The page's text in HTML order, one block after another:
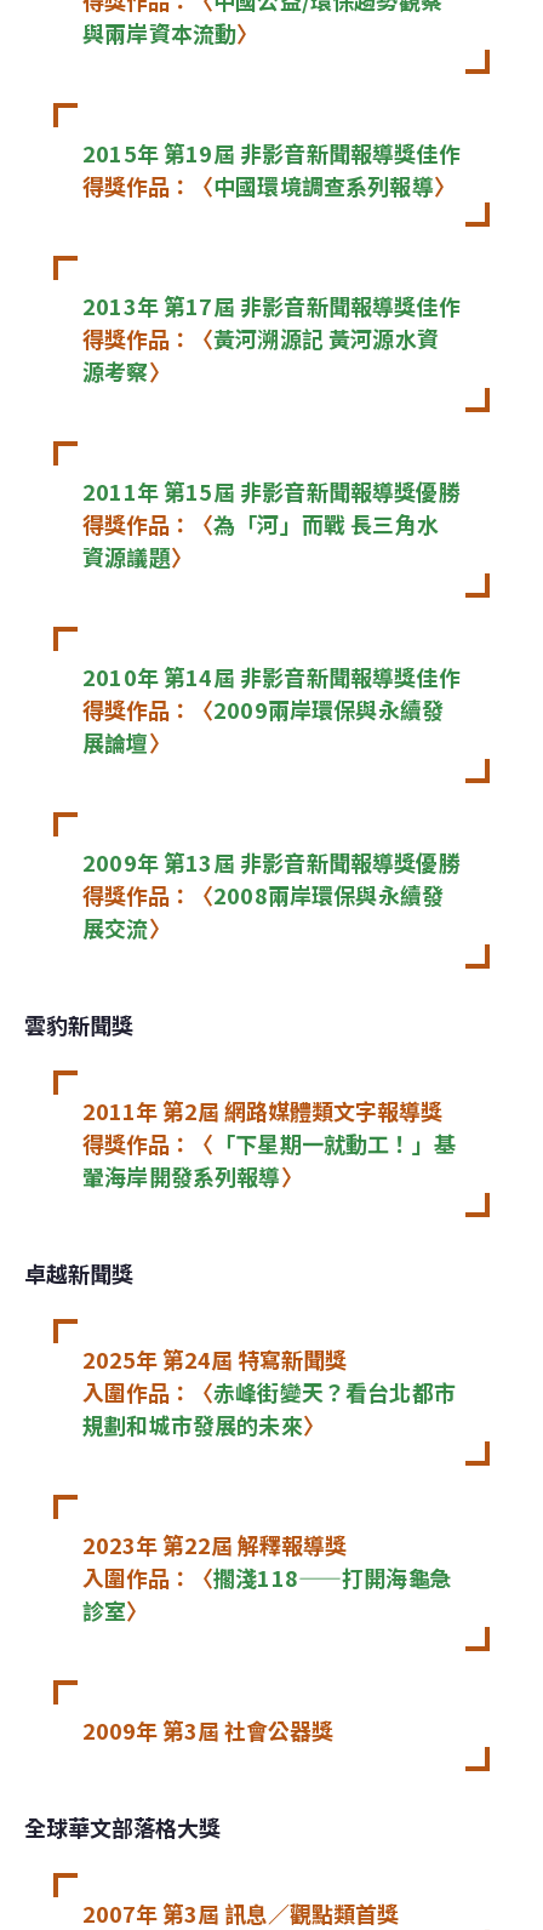
與兩岸資本流動〉
2015年 第19屆 非影音新聞報導獎佳作
得獎作品：〈中國環境調查系列報導〉
2013年 第17屆 非影音新聞報導獎佳作
得獎作品：〈黃河溯源記 黃河源水資
源考察〉
2011年 第15屆 非影音新聞報導獎優勝
得獎作品：〈為「河」而戰 長三角水
資源議題〉
2010年 第14屆 非影音新聞報導獎佳作
得獎作品：〈2009兩岸環保與永續發
展論壇〉
2009年 第13屆 非影音新聞報導獎優勝
得獎作品：〈2008兩岸環保與永續發
展交流〉
雲豹新聞獎
2011年 第2屆 網路媒體類文字報導獎
得獎作品：〈 「下星期一就動工！」基
翬海岸開發系列報導〉
卓越新聞獎
2025年 第24屆 特寫新聞獎
入圍作品：〈赤峰街變天？看台北都市
規劃和城市發展的未來〉
2023年 第22屆 解釋報導獎
入圍作品：〈擱淺118——打開海龜急
診室〉
2009年 第3屆 社會公器獎
全球華文部落格大獎
2007年 第3屆 訊息／觀點類首獎